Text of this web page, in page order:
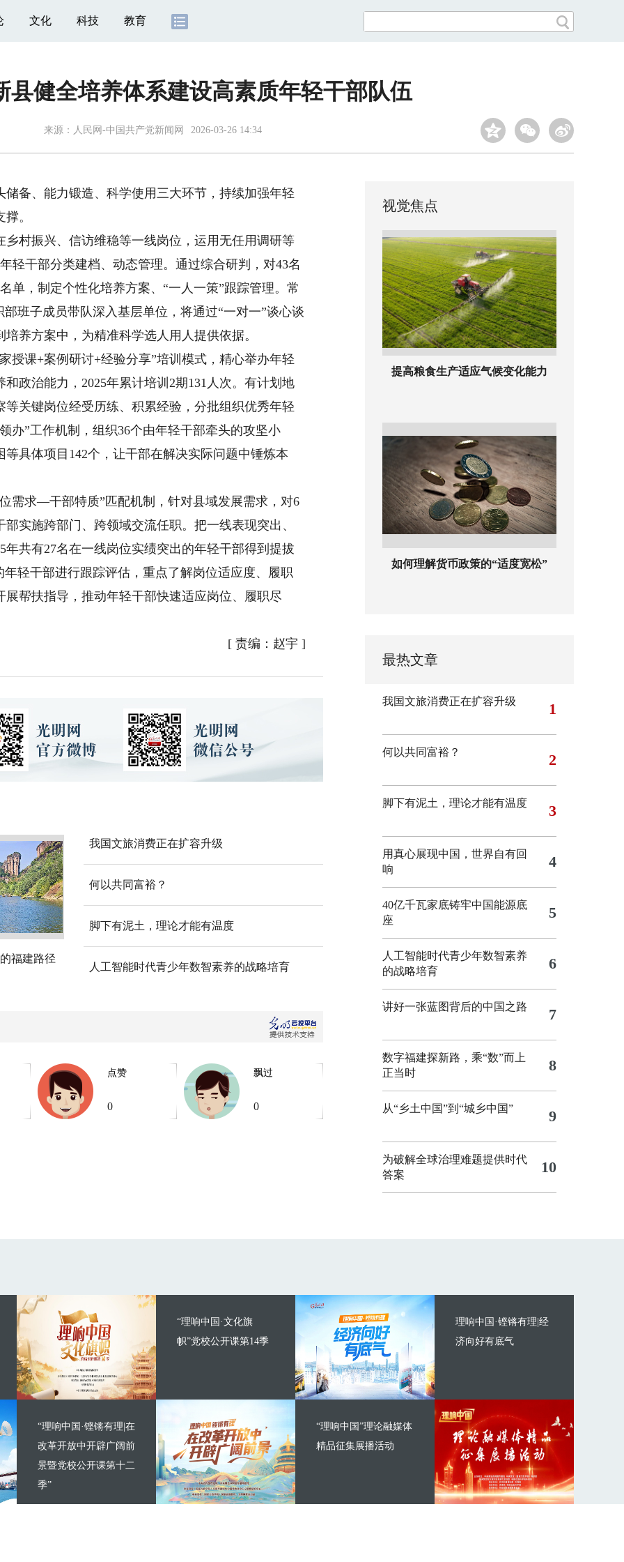
文化 科技 教育
县健全培养体系建设高素质年轻干部队伍
来源： 人民网-中国共产党新闻网 2026-03-26 14:34
、能力锻造、科学使用三大环节，持续加强年轻
。
乡村振兴、信访维稳等一线岗位，运用无任用调研等
轻干部分类建档、动态管理。通过综合研判，对43名
单，制定个性化培养方案、“一人一策”跟踪管理。常
班子成员带队深入基层单位，将通过“一对一”谈心谈
养方案中，为精准科学选人用人提供依据。
授课+案例研讨+经验分享”培训模式，精心举办年轻
政治能力，2025年累计培训2期131人次。有计划地
关键岗位经受历练、积累经验，分批组织优秀年轻
办”工作机制，组织36个由年轻干部牵头的攻坚小
具体项目142个，让干部在解决实际问题中锤炼本
需求—干部特质”匹配机制，针对县域发展需求，对6
实施跨部门、跨领域交流任职。把一线表现突出、
共有27名在一线岗位实绩突出的年轻干部得到提拔
轻干部进行跟踪评估，重点了解岗位适应度、履职
帮扶指导，推动年轻干部快速适应岗位、履职尽
[ 责编：赵宇 ]
福建路径
我国文旅消费正在扩容升级
何以共同富裕？
脚下有泥土，理论才能有温度
人工智能时代青少年数智素养的战略培育
点赞
0
飘过
0
视觉焦点
提高粮食生产适应气候变化能力
如何理解货币政策的“适度宽松”
最热文章
我国文旅消费正在扩容升级 1
何以共同富裕？ 2
脚下有泥土，理论才能有温度 3
用真心展现中国，世界自有回
响
4
40亿千瓦家底铸牢中国能源底
座
5
人工智能时代青少年数智素养
的战略培育
6
讲好一张蓝图背后的中国之路 7
数字福建探新路，乘“数”而上
正当时
8
从“乡土中国”到“城乡中国” 9
为破解全球治理难题提供时代
答案
10
“理响中国·文化旗
帜”党校公开课第14季
“理响中国·铿锵有理|在
改革开放中开辟广阔前
景暨党校公开课第十二
季”
理响中国·铿锵有理|经
济向好有底气
“理响中国”理论融媒体
精品征集展播活动